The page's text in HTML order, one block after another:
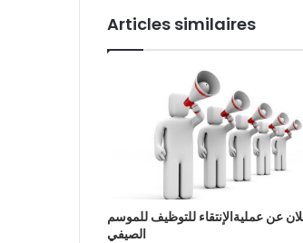
Articles similaires
عن عمليةالإنتقاء للتوظيف للموسم
الصيفي